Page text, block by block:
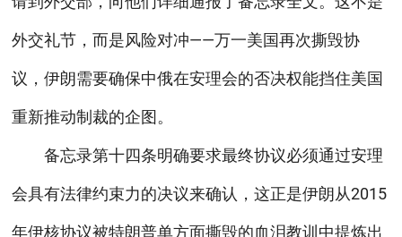
外交礼节，而是风险对冲——万一美国再次撕毁协
议，伊朗需要确保中俄在安理会的否决权能挡住美国
重新推动制裁的企图。
备忘录第十四条明确要求最终协议必须通过安理
会具有法律约束力的决议来确认，这正是伊朗从2015
年伊核协议被特朗普单方面撕毁的血泪教训中提炼出